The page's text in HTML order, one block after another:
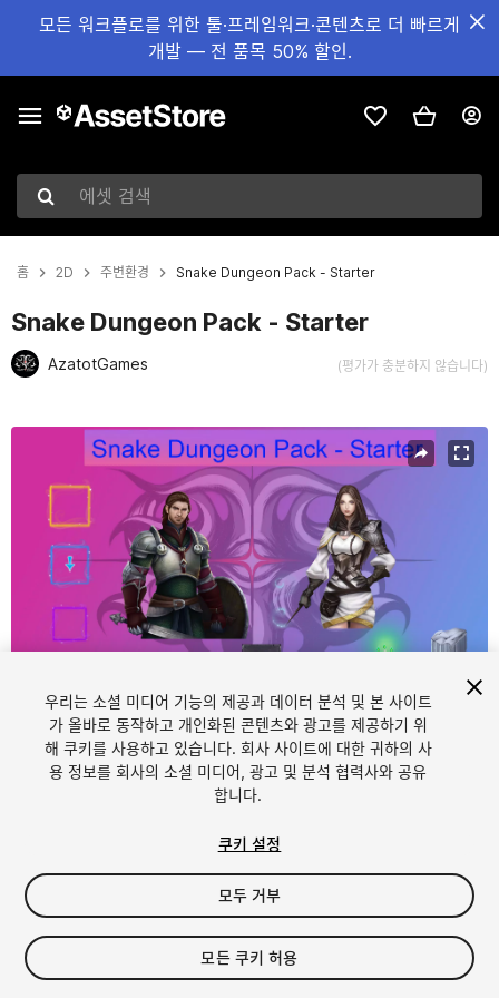
모든 워크플로를 위한 툴·프레임워크·콘텐츠로 더 빠르게
개발 — 전 품목 50% 할인.
에셋 검색
홈 2D 주변환경 Snake Dungeon Pack - Starter
Snake Dungeon Pack - Starter
AzatotGames (평가가 충분하지 않습니다)
현재 슬라이드: 1 / 3
1/3
$4.99
세금/부가세는 결제 시 반영됩니다.
우리는 소셜 미디어 기능의 제공과 데이터 분석 및 본 사이트
가 올바로 동작하고 개인화된 콘텐츠와 광고를 제공하기 위
해 쿠키를 사용하고 있습니다. 회사 사이트에 대한 귀하의 사
용 정보를 회사의 소셜 미디어, 광고 및 분석 협력사와 공유
합니다.
쿠키 설정
모두 거부
모든 쿠키 허용